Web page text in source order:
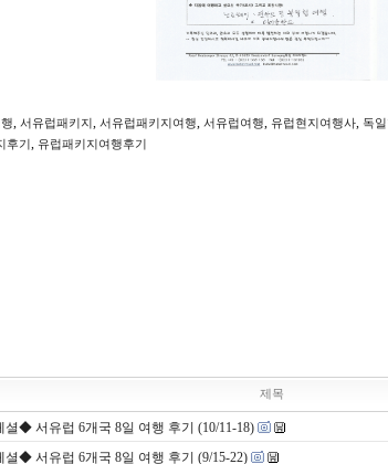
, 서유럽패키지 , 서유럽패키지여행, 서유럽여행, 유럽현지여행사, 독
후기 , 유럽패키지여행후기
제목
◆ 서유럽 6개국 8일 여행 후기 (10/11-18)
◆ 서유럽 6개국 8일 여행 후기 (9/15-22)